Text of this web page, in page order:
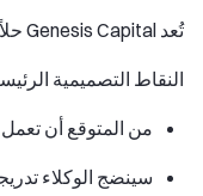
تُعد Genesis Capital حلاً تمويلياً مؤقتاً وليس دائماً.
النقاط التصميمية
من المتوقع أن تعمل
سينضج الوكلاء